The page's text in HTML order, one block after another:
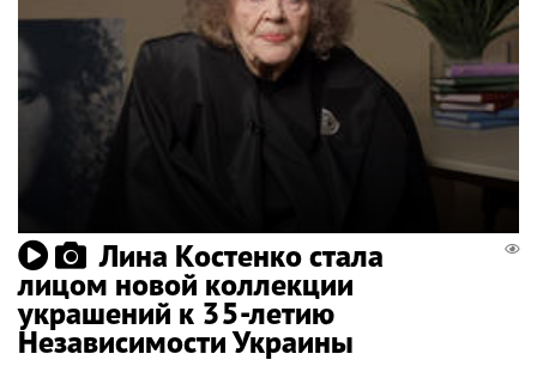
Лина Костенко стала
лицом новой коллекции
украшений к 35-летию
Независимости Украины